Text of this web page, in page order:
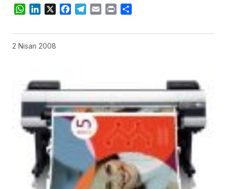
WhatsApp
LinkedIn
X Facebook
Telegram
Email Print
2 Nisan 2008